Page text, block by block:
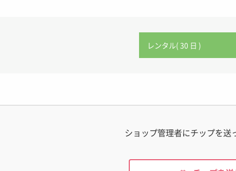
レンタル( 30 日 )
ショップ管理者にチップを送